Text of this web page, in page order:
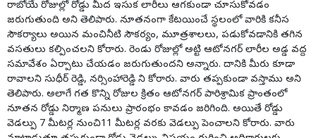
రాబోయే రోజుల్లో రోడ్డు మీద ఇసుక లారీలు ఆగకుండా చూసుకోవడం
జరుగుతుంది అని తెలిపారు. నూతనంగా కేటయించే స్థలంలో వారికి కనీస
సౌకర్యాలు అయిన మంచినీటి సౌకర్యం, మూత్రశాలలు, పడుకోవడానికి తగిన
వసతులు కల్పించలని కోరారు. రెండు రోజుల్లో అట్టి ఆటోనగర్ లారీల అడ్డ వద్ద
సమావేశం ఏర్పాటు చేయడం జరుగుతుందని అన్నారు. దానికి మీరు కూడా
రావాలని సుధీర్ రెడ్డి, నర్సింహారెడ్డి ని కోరారు. వారు తప్పకుండా వస్తాము అని
తెలిపారు. అలాగే గత కొన్ని రోజుల క్రితం ఆటోనగర్ పారిశ్రామిక ప్రాంతంలో
నూతన రోడ్డు నిర్మాణ పనులు ప్రారంభం కావడం జరిగింది. అయితే రోడ్డు
వెడల్పు 7 మీటర్ల నుంచి11 మీటర్ల వరకు వెడల్పు పెంచాలని కోరారు. వారు